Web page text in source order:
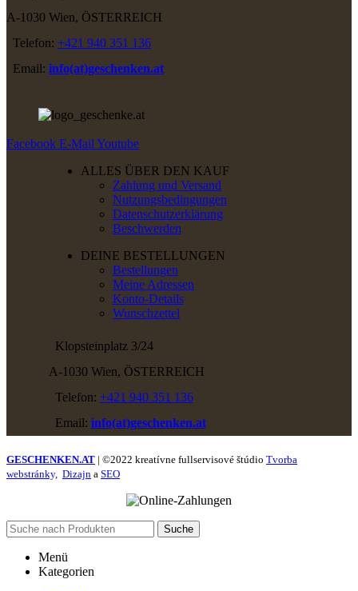
A-1030 Wien, ÖSTERREICH
Telefon: +421 940 351 136
Email: info(at)geschenken.at
Facebook E-Mail Youtube
ALLES ÜBER DEN KAUF
Zahlung und Versand
Nutzungsbedingungen
Datenschutzerklärung
Beschwerden
DEINE BESTELLUNGEN
Bestellungen
Meine Adressen
Konto-Details
Wunschzettel
Klopsteinplatz 3/24
A-1030 Wien, ÖSTERREICH
Telefon: +421 940 351 136
Email: info(at)geschenken.at
GESCHENKEN.AT | ©2022 kreatívne fullservisové štúdio Tvorba
webstránky, Dizajn a SEO
Suche
Menü
Kategorien